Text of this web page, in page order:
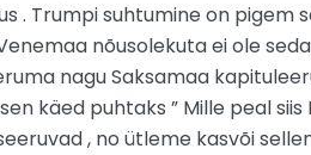
. Trumpi suhtumine on pigem
nõusolekuta ei ole
nagu Saksamaa
käed puhtaks ” Mille peal
, no ütleme kasvõi